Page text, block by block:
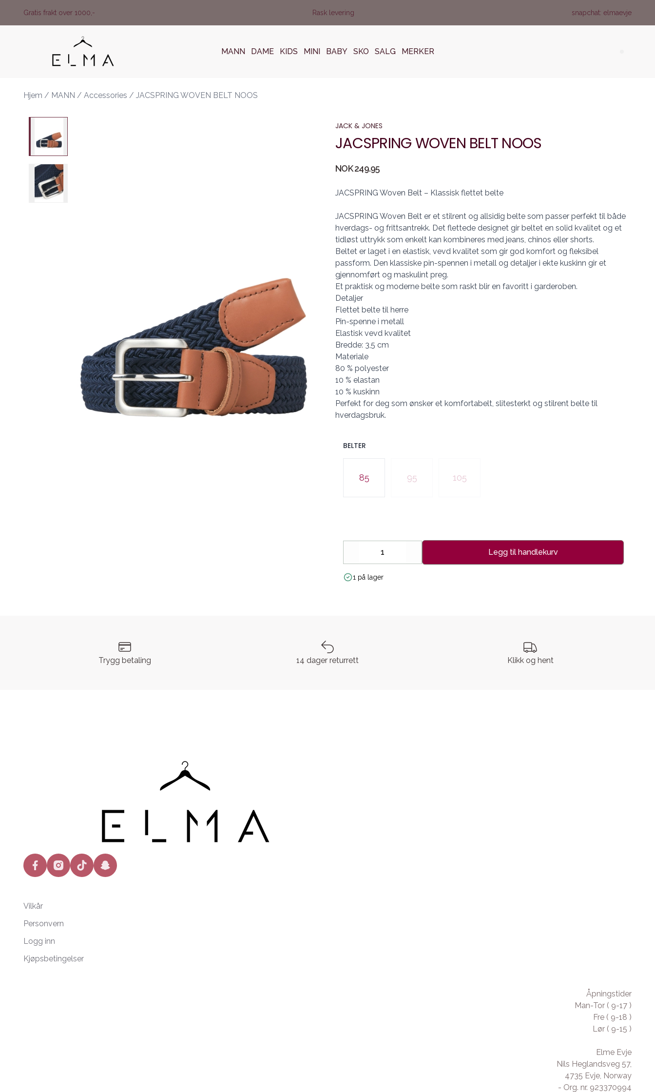
Gratis frakt over 1000,- Rask levering snapchat: elmaevje
MANN DAME KIDS MINI BABY SKO SALG MERKER
Hjem / MANN / Accessories / JACSPRING WOVEN BELT NOOS
JACK & JONES
JACSPRING WOVEN BELT NOOS
Produktdetaljer
NOK 249.95
Description
JACSPRING Woven Belt – Klassisk flettet belte
JACSPRING Woven Belt er et stilrent og allsidig belte som passer perfekt til både
hverdags- og frittsantrekk. Det flettede designet gir beltet en solid kvalitet og et
tidløst uttrykk som enkelt kan kombineres med jeans, chinos eller shorts.
Beltet er laget i en elastisk, vevd kvalitet som gir god komfort og fleksibel
passform. Den klassiske pin-spennen i metall og detaljer i ekte kuskinn gir et
gjennomført og maskulint preg.
Et praktisk og moderne belte som raskt blir en favoritt i garderoben.
Detaljer
Flettet belte til herre
Pin-spenne i metall
Elastisk vevd kvalitet
Bredde: 3,5 cm
Materiale
80 % polyester
10 % elastan
10 % kuskinn
Perfekt for deg som ønsker et komfortabelt, slitesterkt og stilrent belte til
hverdagsbruk.
BELTER
Velg en BELTER
85 95 105
Decrease
Legg til handlekurv
1 på lager
Trygg betaling 14 dager returrett Klikk og hent
facebookinstagramtiktok snapchat
Vilkår
Personvern
Logg inn
Kjøpsbetingelser
Åpningstider
Man-Tor ( 9-17 )
Fre ( 9-18 )
Lør ( 9-15 )
Elme Evje
Nils Heglandsveg 57,
4735 Evje, Norway
- Org. nr. 923370994